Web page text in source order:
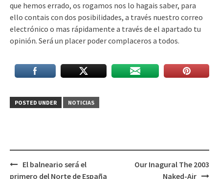
que hemos errado, os rogamos nos lo hagais saber, para
ello contais con dos posibilidades, a través nuestro correo
electrónico o mas rápidamente a través de el apartado tu
opinión. Será un placer poder complaceros a todos.
POSTED UNDER NOTICIAS
Post
navigation
El balneario será el
primero del Norte de España
Our Inagural The 2003
Naked-Air